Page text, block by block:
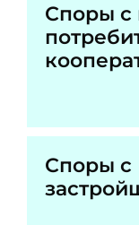
Споры с
Споры с